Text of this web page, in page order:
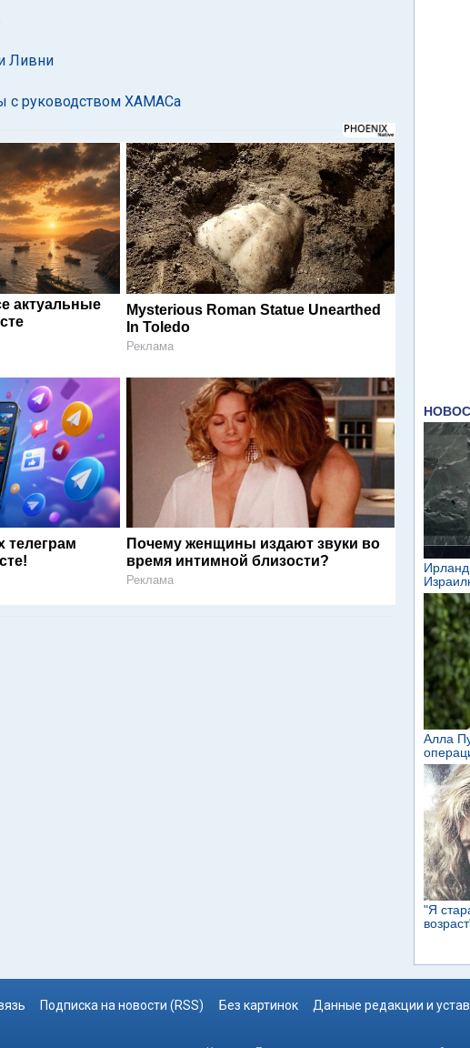
Ливни
с руководством ХАМАСа
актуальные
Mysterious Roman Statue Unearthed
In Toledo
Реклама
Почему женщины издают звуки во
время интимной близости?
Реклама
Подписка на новости (RSS) Без картинок Данные редакции и устав